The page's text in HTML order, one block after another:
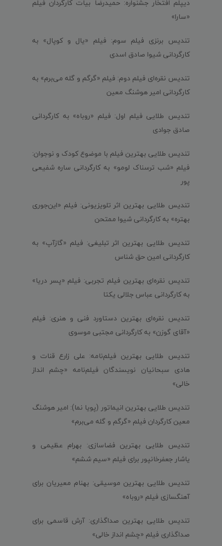
دیپلم افتخار جشنواره: حمیدرضا بیات کارگردان فیلم
«سارا»
تندیس برنزی فیلم سوم: فیلم «یال و کوپال» به
کارگردانی شیوا صادق اسدی
تندیس نقره‌ای فیلم دوم: فیلم «گرگم و گله می‌برم» به
کارگردانی امیر هوشنگ معین
تندیس طلایی فیلم اول: فیلم «روباه» به کارگردانی
صادق جوادی
تندیس طلایی بهترین فیلم با موضوع کودک و نوجوان:
فیلم «شب ترسناک لومو» به کارگردانی ساره شفیعی
پور
تندیس طلایی بهترین اثر تلویزیونی: فیلم «این‌جوری
بهتره» به کارگردانی شیوا ممتحن
تندیس طلایی بهترین اثر تبلیغی: فیلم «گازآپ» به
کارگردانی امین حق شناس
تندیس نقره‌ای بهترین فیلم تجربی: فیلم «پسر دریا»
به کارگردانی عباس جلالی یکتا
تندیس نقره‌ای بهترین دستاورد فنی و هنری: فیلم
«آقای گوزن» به کارگردانی مجتبی موسوی
تندیس طلایی بهترین فیلم‌نامه: علی زارع قنات و
هادی سبحانیان نویسندگان فیلم‌نامه «چشم انداز
خالی»
تندیس طلایی بهترین انیماتور (پویا نما): امیر هوشنگ
معین کارگردان فیلم «گرگم و گله می‌برم»
تندیس طلایی بهترین فضاسازی: بهرام عظیمی و
یاشار جعفرخانپور برای فیلم «سیم ششم»
تندیس طلایی بهترین موسیقی: بهنام معیریان برای
آهنگسازی فیلم «روباه»
تندیس طلایی بهترین صداگذاری: آرش قاسمی برای
صداگذاری فیلم «چشم انداز خالی»